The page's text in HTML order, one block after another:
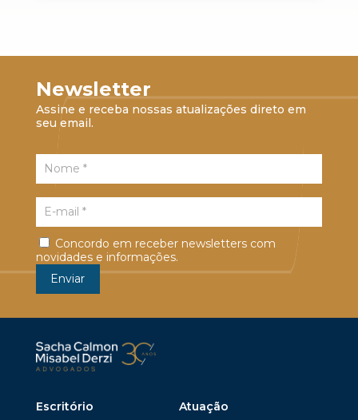
Newsletter
Assine e receba nossas atualizações direto em
seu email.
Concordo em receber newsletters com
novidades e informações.
Escritório
Atuação